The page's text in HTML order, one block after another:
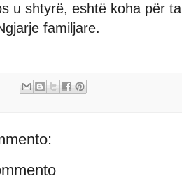
u shtyrë, eshtë koha për
familjare.